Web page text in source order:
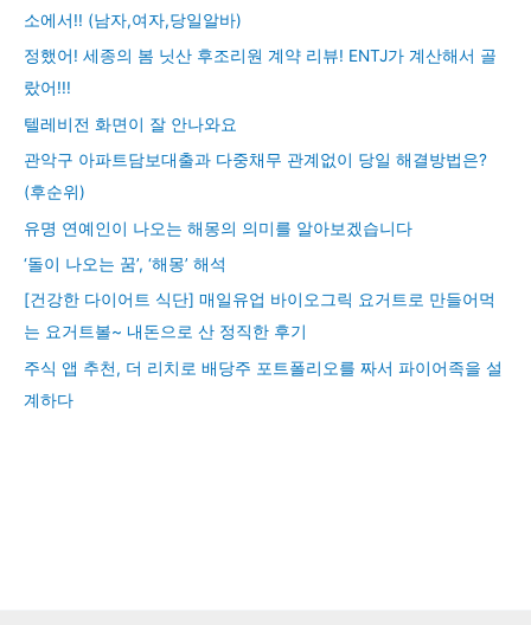
소에서!! (남자,여자,당일알바)
정했어! 세종의 봄 닛산 후조리원 계약 리뷰! ENTJ가 계산해서 골
랐어!!!
텔레비전 화면이 잘 안나와요
관악구 아파트담보대출과 다중채무 관계없이 당일 해결방법은?
(후순위)
유명 연예인이 나오는 해몽의 의미를 알아보겠습니다
‘돌이 나오는 꿈’, ‘해몽’ 해석
[건강한 다이어트 식단] 매일유업 바이오그릭 요거트로 만들어먹
는 요거트볼~ 내돈으로 산 정직한 후기
주식 앱 추천, 더 리치로 배당주 포트폴리오를 짜서 파이어족을 설
계하다